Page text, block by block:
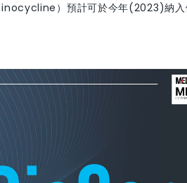
）預計可於今年(2023)納入